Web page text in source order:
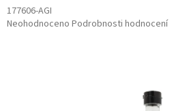
177606-AGI
Průměrné
Neohodnoceno Podrobnosti hodnocení